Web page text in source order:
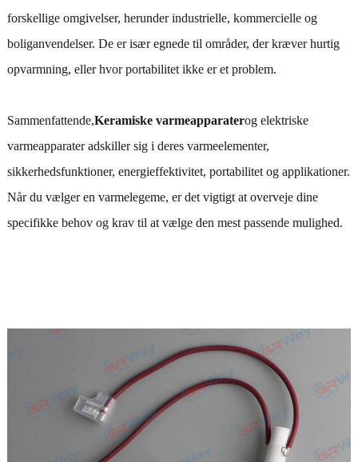
forskellige omgivelser, herunder industrielle, kommercielle og
boliganvendelser. De er især egnede til områder, der kræver hurtig
opvarmning, eller hvor portabilitet ikke er et problem.
Sammenfattende,Keramiske varmeapparaterog elektriske
varmeapparater adskiller sig i deres varmeelementer,
sikkerhedsfunktioner, energieffektivitet, portabilitet og applikationer.
Når du vælger en varmelegeme, er det vigtigt at overveje dine
specifikke behov og krav til at vælge den mest passende mulighed.